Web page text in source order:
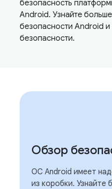
безопасность
Android. Узнайте
безопасности Android
безопасности.
Обзор
ОС Android имеет
из коробки. Узнайте